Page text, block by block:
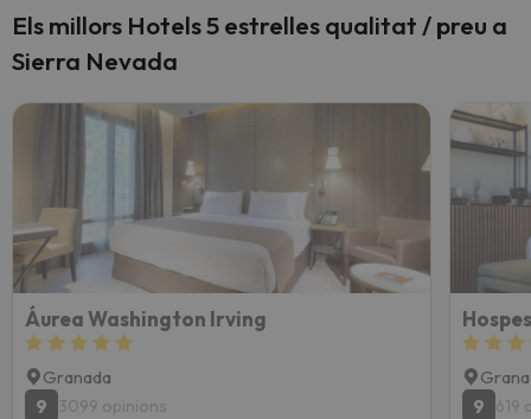
Els millors Hotels 5 estrelles qualitat / preu a
Sierra Nevada
Áurea Washington Irving
Granada
9
3099 opinions
9
619